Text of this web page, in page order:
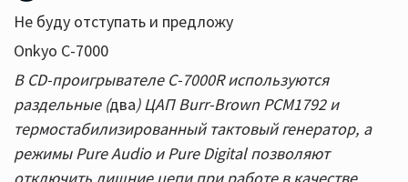
Не буду отступать и предложу
Onkyo C-7000
В CD-проигрывателе C-7000R используются
раздельные (два) ЦАП Burr-Brown РСМ1792 и
термостабилизированный тактовый генератор, а
режимы Pure Audio и Pure Digital позволяют